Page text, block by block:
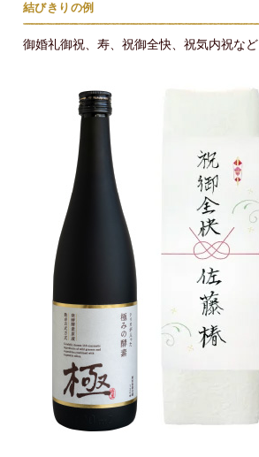
結びきりの例
御婚礼御祝、寿、祝御全快、祝気内祝など